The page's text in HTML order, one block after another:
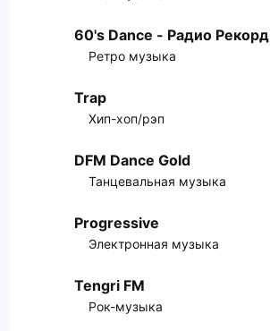
60's Dance - Радио Рекорд
Ретро музыка
Trap
Хип-хоп/рэп
DFM Dance Gold
Танцевальная музыка
Progressive
Электронная музыка
Tengri FM
Рок-музыка